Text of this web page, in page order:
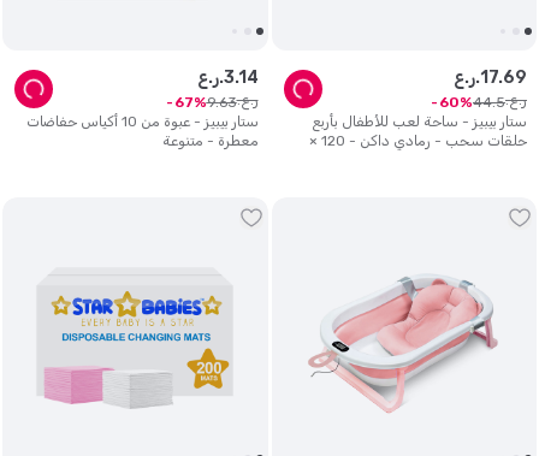
ستار بيبيز - ساحة لعب للأطفال بأربع
حلقات سحب - رمادي داكن - 120 ×
ر.ع.17.69
ر.ع. 44.5
60
ستار بيبيز - عبوة من 10 أكياس حفاضات
معطرة - متنوعة
ر.ع.3.14
ر.ع. 9.63
67